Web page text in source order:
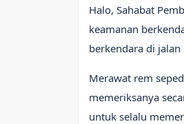
Halo, Sahabat
keamanan
berkendara di
Merawat rem
memeriksanya
untuk selalu